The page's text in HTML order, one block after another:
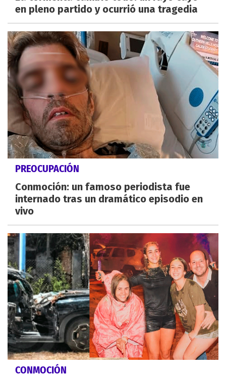
en pleno partido y ocurrió una tragedia
PREOCUPACIÓN
Conmoción: un famoso periodista fue
internado tras un dramático episodio en
vivo
CONMOCIÓN